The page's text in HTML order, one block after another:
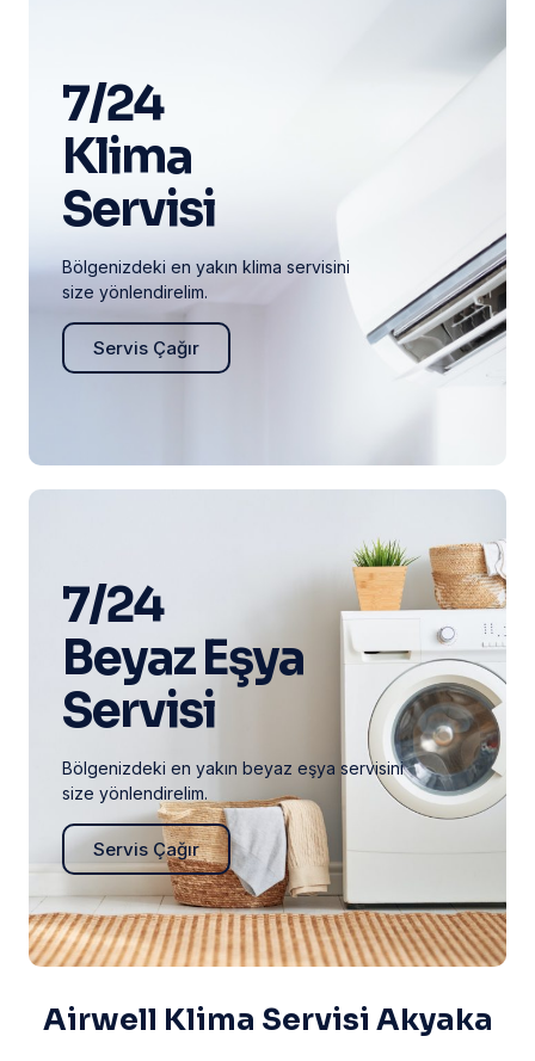
7/24
Klima
Servisi
Bölgenizdeki en yakın klima servisini
size yönlendirelim.
Servis Çağır
7/24
Beyaz Eşya
Servisi
Bölgenizdeki en yakın beyaz eşya servisini
size yönlendirelim.
Servis Çağır
Airwell Klima Servisi Akyaka